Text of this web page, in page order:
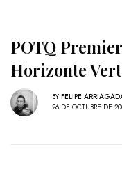
POTQ
Horizonte
BY FELIPE
26 DE OCTUBRE DE